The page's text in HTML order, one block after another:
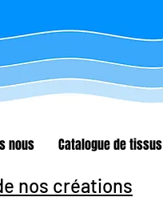
nous Catalogue de tissus
nos créations